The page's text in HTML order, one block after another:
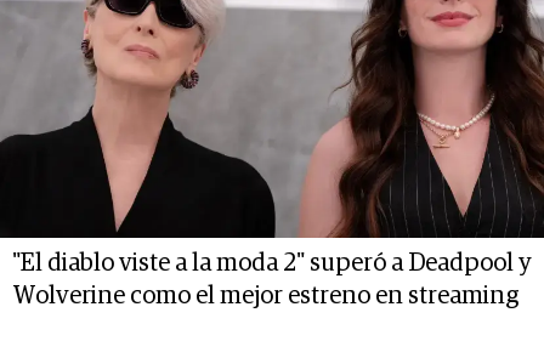
"El diablo viste a la moda 2" superó a Deadpool y
Wolverine como el mejor estreno en streaming